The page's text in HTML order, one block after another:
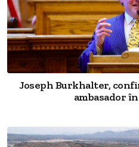
Joseph Burkhalter,
ambasador